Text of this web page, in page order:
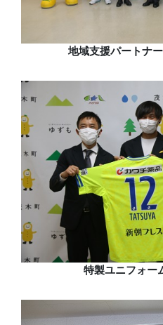
地域支援パートナ
特製ユニフォー